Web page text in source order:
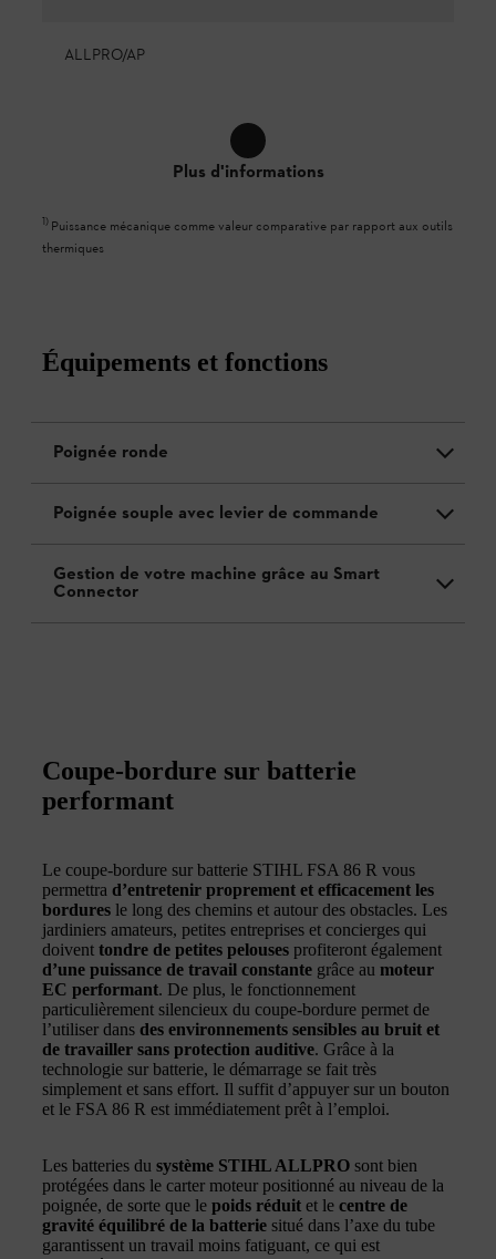
ALLPRO/AP
Plus d'informations
1) Puissance mécanique comme valeur comparative par rapport aux outils
thermiques
Équipements et fonctions
Poignée ronde
Poignée souple avec levier de commande
Gestion de votre machine grâce au Smart
Connector
Coupe-bordure sur batterie
performant
Le coupe-bordure sur batterie STIHL FSA 86 R vous
permettra d’entretenir proprement et efficacement les
bordures le long des chemins et autour des obstacles. Les
jardiniers amateurs, petites entreprises et concierges qui
doivent tondre de petites pelouses profiteront également
d’une puissance de travail constante grâce au moteur
EC performant. De plus, le fonctionnement
particulièrement silencieux du coupe-bordure permet de
l’utiliser dans des environnements sensibles au bruit et
de travailler sans protection auditive. Grâce à la
technologie sur batterie, le démarrage se fait très
simplement et sans effort. Il suffit d’appuyer sur un bouton
et le FSA 86 R est immédiatement prêt à l’emploi.
Les batteries du système STIHL ALLPRO sont bien
protégées dans le carter moteur positionné au niveau de la
poignée, de sorte que le poids réduit et le centre de
gravité équilibré de la batterie situé dans l’axe du tube
garantissent un travail moins fatiguant, ce qui est